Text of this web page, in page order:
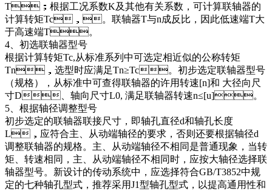
T；根据工况系数K及其他有关系数，可计算联轴器的
计算转矩Tc，。联轴器T与n成反比，因此低速端T大
于高速端T。
4、初选联轴器型号
根据计算转矩Tc,从标准系列中可选定相近似的公称转矩
Tn，选型时应满足Tn≥Tc。初步选定联轴器型号
（规格），从标准中可查得联轴器的许用转速[n]和 大径向尺
寸D、轴向尺寸L0, 满足联轴器转速n≤[u]。
5、根据轴径调整型号
初步选定的联轴器联接尺寸，即轴孔直径d和轴孔长度
L，应符合主、从动端轴径的要求，否则还要根据轴径d
调整联轴器的规格。主、从动端轴径不相同是普通现象，当转
矩、转速相同，主、从动端轴径不相同时，应按大轴径选择联
轴器型号。新设计的传动系统中，应选择符合GB/T3852中规
定的七种轴孔型式，推荐采用J1型轴孔型式，以提高通用性和